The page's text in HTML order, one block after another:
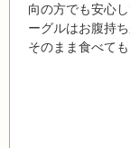
向の方でも安心
ーグルはお腹持
そのまま食べて